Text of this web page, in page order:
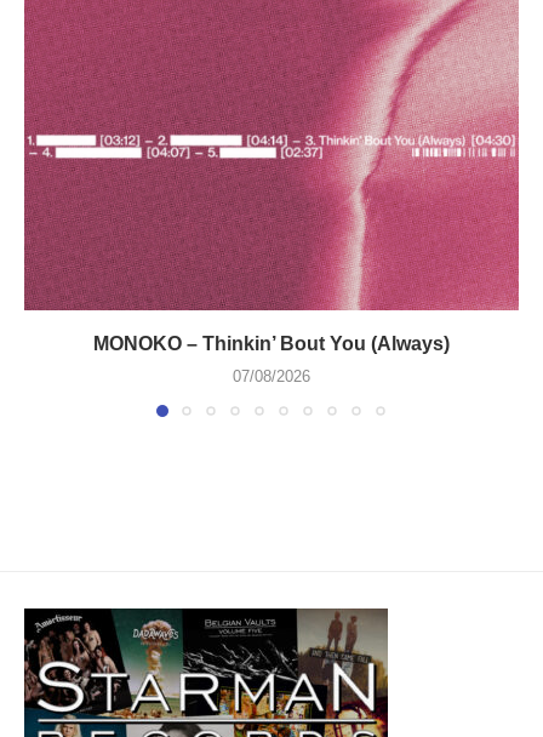
MONOKO – Thinkin’ Bout You (Always)
07/08/2026